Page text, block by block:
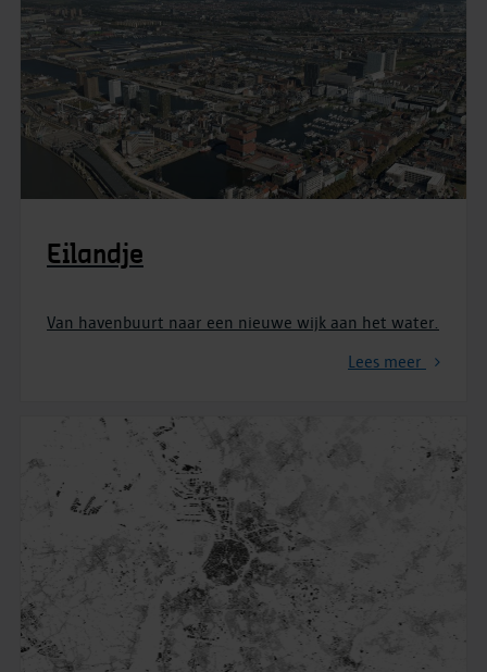
Eilandje
Van havenbuurt naar een nieuwe wijk aan het water.
Lees meer